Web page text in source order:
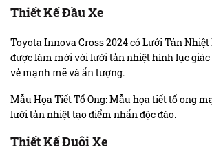
Thiết Kế Đầu Xe
Toyota Innova Cross 2024 có Lưới Tản Nhiệt
được làm mới với lưới tản nhiệt hình lục
vẻ mạnh mẽ và ấn tượng.
Mẫu Họa Tiết Tổ Ong: Mẫu họa tiết tổ ong
lưới tản nhiệt tạo điểm nhấn độc đáo.
Thiết Kế Đuôi Xe